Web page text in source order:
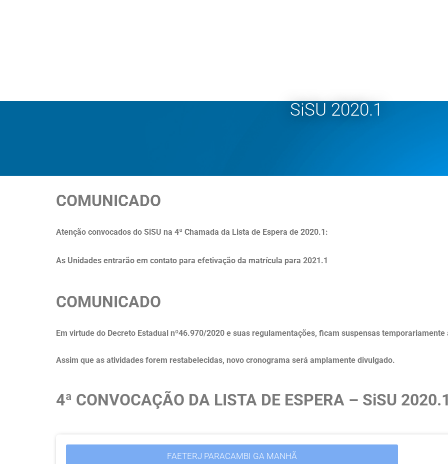
SiSU 2020.1
COMUNICADO
Atenção convocados do SiSU na 4ª Chamada da Lista de Espera de 2020.1:
As Unidades entrarão em contato para efetivação da matrícula para 2021.1
COMUNICADO
Em virtude do Decreto Estadual nº46.970/2020 e suas regulamentações, ficam suspensas
Assim que as atividades forem restabelecidas, novo cronograma será amplamente divulgado.
4ª CONVOCAÇÃO DA LISTA DE ESPERA – SiSU
FAETERJ PARACAMBI GA MANHÃ